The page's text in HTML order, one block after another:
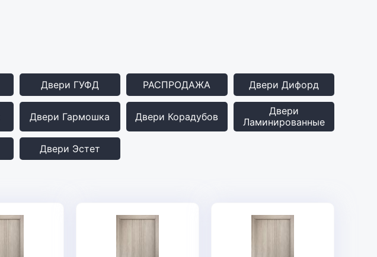
Двери ГУФД РАСПРОДАЖА Двери Дифорд
Двери Гармошка Двери Корадубов
Двери
Ламинированные
Двери Эстет